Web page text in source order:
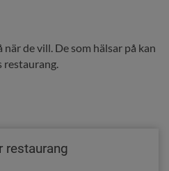
de vill. De som hälsar på kan
restaurang.
restaurang